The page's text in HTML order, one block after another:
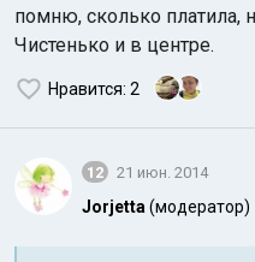
помню, сколько платила,
Чистенько и в центре.
Нравится: 2
12 21 июн. 2014
Jorjetta (модератор)